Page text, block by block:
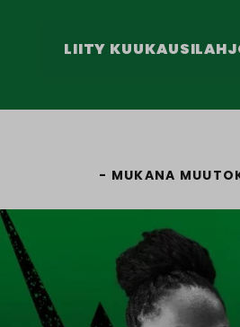
LIITY
MUKANA